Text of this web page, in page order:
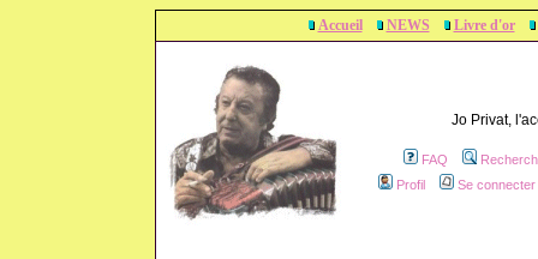
Accueil NEWS Livre d'or
Jo Privat,
FAQ
Profil
Se